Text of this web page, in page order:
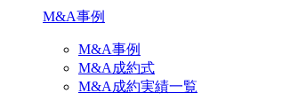
M&A事例
M&A事例
M&A成約式
M&A成約実績一覧